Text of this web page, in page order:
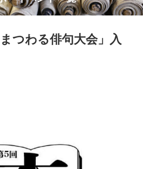
つわる俳句大会」入